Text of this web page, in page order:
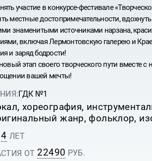
участие в конкурсе-фестивале
местные достопримечательности,
знаменитыми источниками нарзана,
включая Лермонтовскую галерею и
и заряд бодрости!
этап своего творческого пути вместе
вашей мечты!
ГДК №1
хореография,
жанр, фольклор,
4 ЛЕТ
ОТ 22490 РУБ.